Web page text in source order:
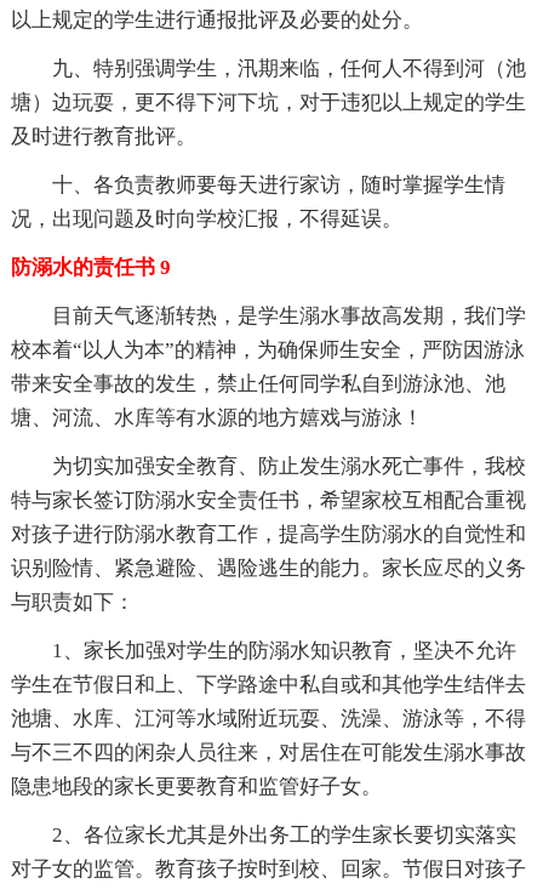
以上规定的学生进行通报批评及必要的处分。
九、特别强调学生，汛期来临，任何人不得到河（池
塘）边玩耍，更不得下河下坑，对于违犯以上规定的学生
及时进行教育批评。
十、各负责教师要每天进行家访，随时掌握学生情
况，出现问题及时向学校汇报，不得延误。
防溺水的责任书 9
目前天气逐渐转热，是学生溺水事故高发期，我们学
校本着“以人为本”的精神，为确保师生安全，严防因游泳
带来安全事故的发生，禁止任何同学私自到游泳池、池
塘、河流、水库等有水源的地方嬉戏与游泳！
为切实加强安全教育、防止发生溺水死亡事件，我校
特与家长签订防溺水安全责任书，希望家校互相配合重视
对孩子进行防溺水教育工作，提高学生防溺水的自觉性和
识别险情、紧急避险、遇险逃生的能力。家长应尽的义务
与职责如下：
1、家长加强对学生的防溺水知识教育，坚决不允许
学生在节假日和上、下学路途中私自或和其他学生结伴去
池塘、水库、江河等水域附近玩耍、洗澡、游泳等，不得
与不三不四的闲杂人员往来，对居住在可能发生溺水事故
隐患地段的家长更要教育和监管好子女。
2、各位家长尤其是外出务工的学生家长要切实落实
对子女的监管。教育孩子按时到校、回家。节假日对孩子